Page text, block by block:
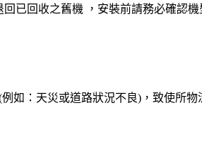
已回收之舊機 ，安裝前請務必確認
：天災或道路狀況不良)，致使所